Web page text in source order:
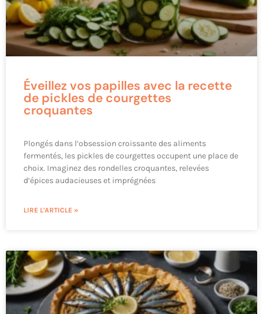
Éveillez vos papilles avec la recette
de pickles de courgettes
croquantes
Plongés dans l’obsession croissante des aliments
fermentés, les pickles de courgettes occupent une place de
choix. Imaginez des rondelles croquantes, relevées
d’épices audacieuses et imprégnées
LIRE L'ARTICLE »